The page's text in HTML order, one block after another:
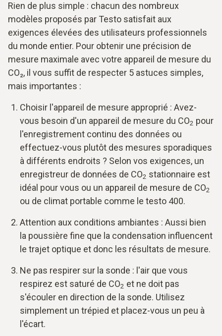
Rien de plus simple : chacun des nombreux
modèles proposés par Testo satisfait aux
exigences élevées des utilisateurs professionnels
du monde entier. Pour obtenir une précision de
mesure maximale avec votre appareil de mesure du
CO₂, il vous suffit de respecter 5 astuces simples,
mais importantes :
Choisir l'appareil de mesure approprié : Avez-
vous besoin d'un appareil de mesure du CO2 pour
l'enregistrement continu des données ou
effectuez-vous plutôt des mesures sporadiques
à différents endroits ? Selon vos exigences, un
enregistreur de données de CO2 stationnaire est
idéal pour vous ou un appareil de mesure de CO2
ou de climat portable comme le testo 400.
Attention aux conditions ambiantes : Aussi bien
la poussière fine que la condensation influencent
le trajet optique et donc les résultats de mesure.
Ne pas respirer sur la sonde : l'air que vous
respirez est saturé de CO2 et ne doit pas
s'écouler en direction de la sonde. Utilisez
simplement un trépied et placez-vous un peu à
l'écart.